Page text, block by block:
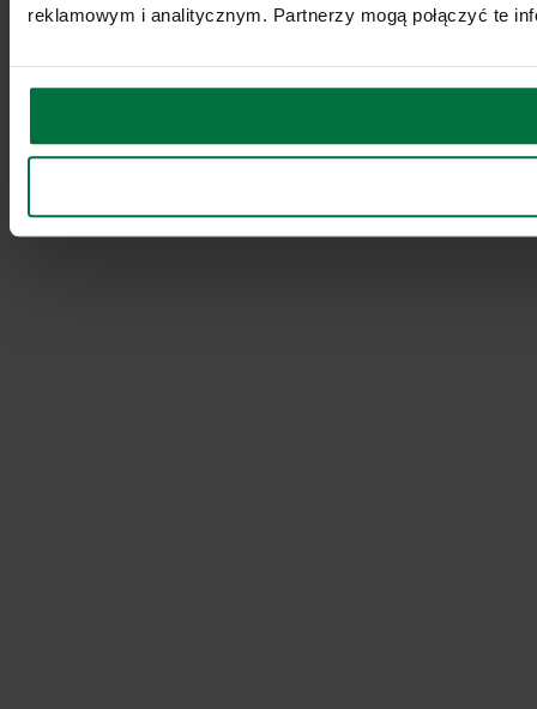
reklamowym i analitycznym. Partnerzy mogą połączyć te